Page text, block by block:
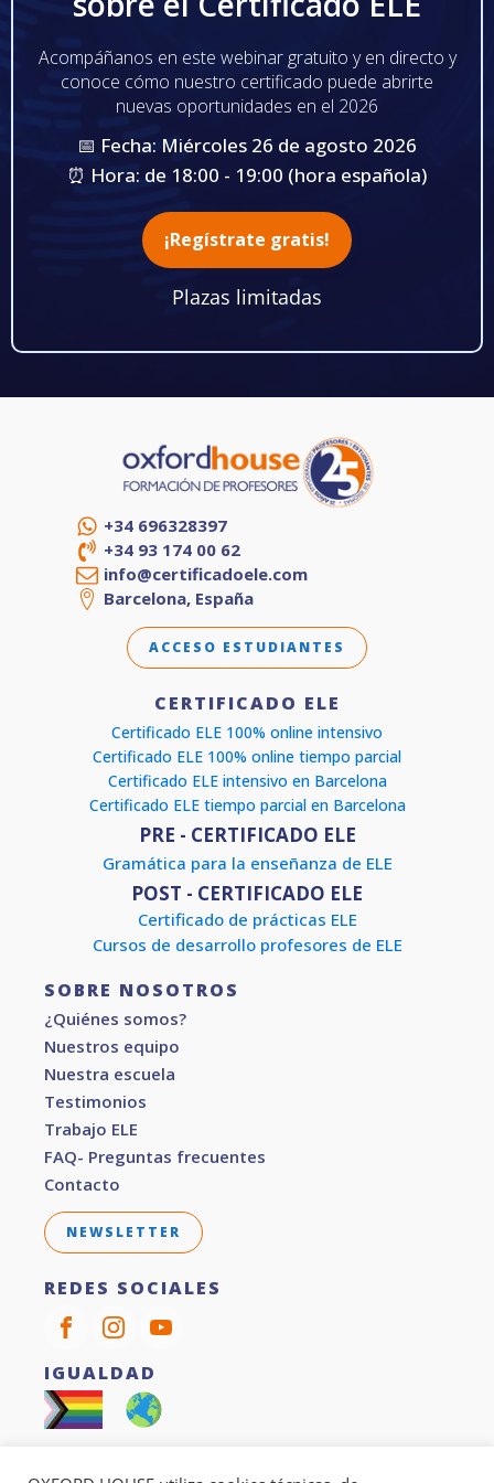
Acompáñanos en este webinar gratuito y en directo y
conoce cómo nuestro certificado puede abrirte
nuevas oportunidades en el 2026
📅 Fecha: Miércoles 26 de agosto 2026
⏰ Hora: de 18:00 - 19:00 (hora española)
¡Regístrate gratis!
Plazas limitadas
+34 696328397
+34 93 174 00 62
info@certificadoele.com
Barcelona, España
ACCESO ESTUDIANTES
CERTIFICADO ELE
Certificado ELE 100% online intensivo
Certificado ELE 100% online tiempo parcial
Certificado ELE intensivo en Barcelona
Certificado ELE tiempo parcial en Barcelona
PRE - CERTIFICADO ELE
Gramática para la enseñanza de ELE
POST - CERTIFICADO ELE
Certificado de prácticas ELE
Cursos de desarrollo profesores de ELE
SOBRE NOSOTROS
¿Quiénes somos?
Nuestros equipo
Nuestra escuela
Testimonios
Trabajo ELE
FAQ- Preguntas frecuentes
Contacto
NEWSLETTER
REDES SOCIALES
IGUALDAD